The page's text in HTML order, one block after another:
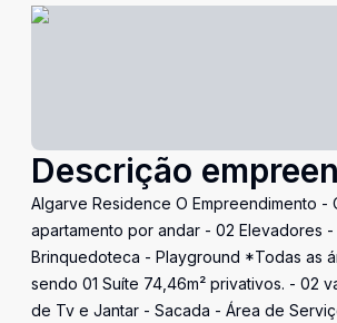
Descrição
Algarve Residence O Empreendimento -
apartamento por andar - 02 Elevadores
Brinquedoteca - Playground *Todas as
sendo 01 Suíte 74,46m² privativos. - 02
de Tv e Jantar - Sacada - Área de